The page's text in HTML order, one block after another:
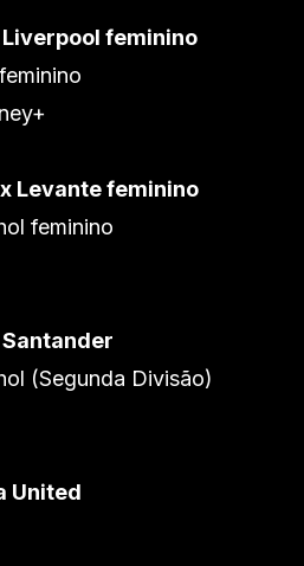
feminino
Levante feminino
feminino
(Segunda Divisão)
United